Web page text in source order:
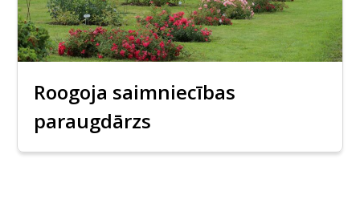
Roogoja saimniecības
paraugdārzs